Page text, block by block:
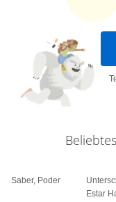
Saber, Poder
Estar